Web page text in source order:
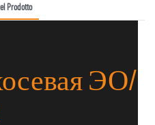
Prodotto
ЭО/